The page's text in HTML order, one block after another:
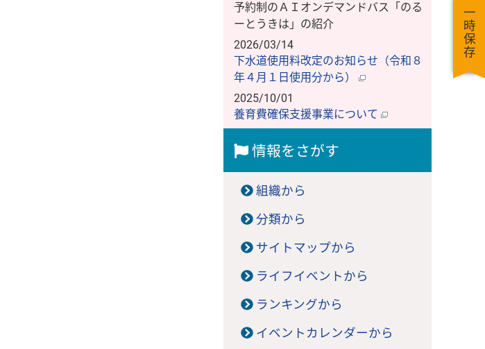
予約制のＡＩオンデマンドバス「のる
ーとうきは」の紹介
2026/03/14
下水道使用料改定のお知らせ（令和８
年４月１日使用分から）
2025/10/01
養育費確保支援事業について
情報をさがす
組織から
分類から
サイトマップから
ライフイベントから
ランキングから
イベントカレンダーから
一時保存